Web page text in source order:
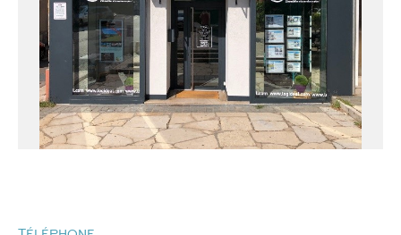
Surface